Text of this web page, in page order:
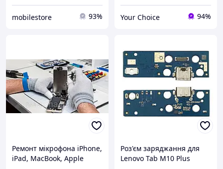
mobilestore 93% Your Choice 94%
Ремонт мікрофона iPhone,
iPad, MacBook, Apple
Роз'єм заряджання для
Lenovo Tab M10 Plus